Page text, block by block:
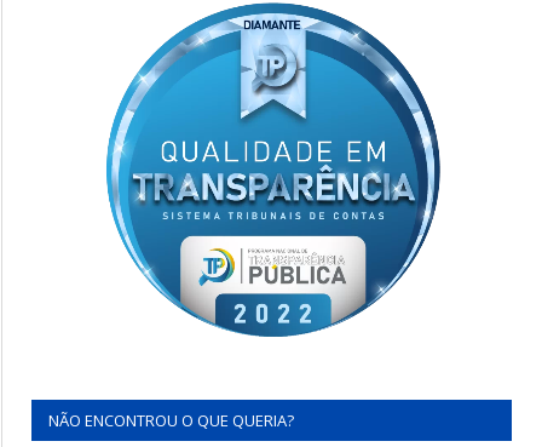
NÃO ENCONTROU O QUE QUERIA?